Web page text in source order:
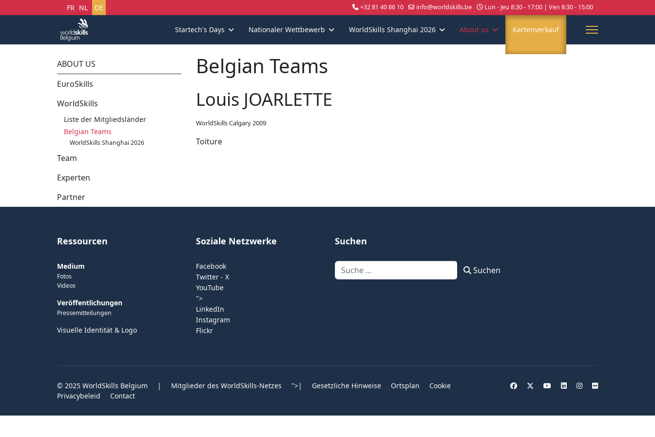
Sprache auswählen
FR NL DE +32 81 40 86 10 info@worldskills.be Lun - Jeu 8:30 - 17:00 | Ven 8:30 - 15:00
Startech's Days Nationaler Wettbewerb WorldSkills Shanghai 2026 About us Kartenverkauf
ABOUT US
EuroSkills
WorldSkills
Liste der Mitgliedsländer
Belgian Teams
WorldSkills Shanghai 2026
Team
Experten
Partner
Belgian Teams
Louis JOARLETTE
WorldSkills Calgary 2009
Toiture
Ressourcen
Medium
Fotos
Videos
Veröffentlichungen
Pressemitteilungen
Visuelle Identität & Logo
Soziale Netzwerke
Facebook
Twitter - X
YouTube
">
LinkedIn
Instagram
Flickr
Suchen
Suchen Suchen
© 2025 WorldSkills Belgium | Mitglieder des WorldSkills-Netzes ">| Gesetzliche Hinweise Ortsplan
Cookie
Privacybeleid
Contact